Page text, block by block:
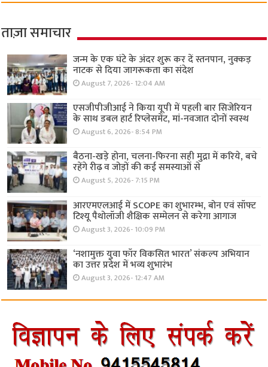
ताज़ा समाचार
जन्म के एक घंटे के अंदर शुरू कर दें स्तनपान, नुक्कड़
नाटक से दिया जागरूकता का संदेश
August 7, 2026- 12:04 AM
एसजीपीजीआई ने किया यूपी में पहली बार सिजेरियन
के साथ डबल हार्ट रिप्लेसमेंट, मां-नवजात दोनों स्वस्थ
August 6, 2026- 8:54 PM
बैठना-खड़े होना, चलना-फिरना सही मुद्रा में करिये, बचे
रहेंगे रीढ़ व जोड़ों की कई समस्याओं से
August 5, 2026- 7:15 PM
आरएमएलआई में SCOPE का शुभारम्भ, बोन एवं सॉफ्ट
टिश्यू पैथोलॉजी शैक्षिक सम्मेलन से करेगा आगाज
August 3, 2026- 10:09 PM
‘नशामुक्त युवा फॉर विकसित भारत’ संकल्प अभियान
का उत्तर प्रदेश में भव्य शुभारंभ
August 3, 2026- 12:47 AM